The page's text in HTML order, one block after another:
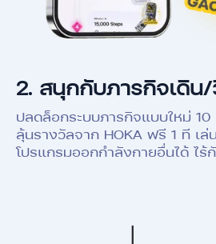
2. สนุกกับภารกิจเดิน
ปลดล็อกระบบภารกิจแบบใหม่ 10
ลุ้นรางวัลจาก HOKA ฟรี 1 ที เล่
โปรแกรมออกกำลังกายอื่นได้ ไร้